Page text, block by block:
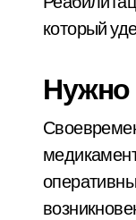
который
Нужно